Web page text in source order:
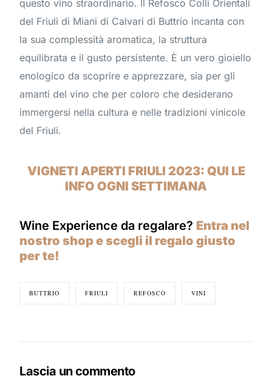
questo vino straordinario. Il Refosco Colli Orientali
del Friuli di Miani di Calvari di Buttrio incanta con
la sua complessità aromatica, la struttura
equilibrata e il gusto persistente. È un vero gioiello
enologico da scoprire e apprezzare, sia per gli
amanti del vino che per coloro che desiderano
immergersi nella cultura e nelle tradizioni vinicole
del Friuli.
VIGNETI APERTI FRIULI 2023: QUI LE
INFO OGNI SETTIMANA
Wine Experience da regalare? Entra nel
nostro shop e scegli il regalo giusto
per te!
BUTTRIO FRIULI REFOSCO VINI
Lascia un commento